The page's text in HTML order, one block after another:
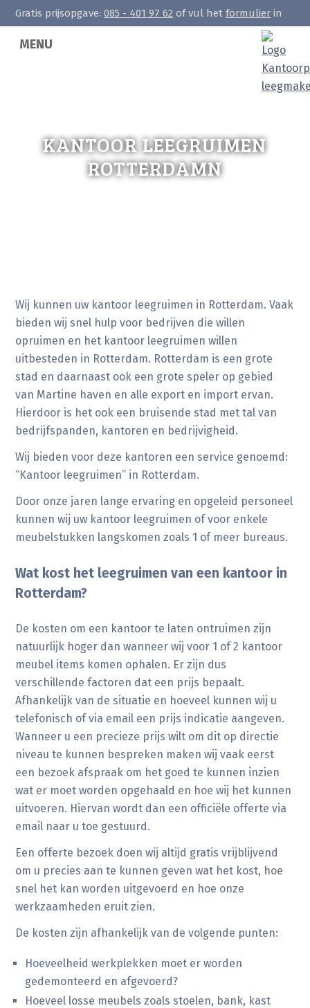
Gratis prijsopgave:085 - 401 97 62 of vul hetformulier in
MENU
KANTOOR LEEGRUIMEN
ROTTERDAMN
Wij kunnen uw kantoor leegruimen in Rotterdam. Vaak
bieden wij snel hulp voor bedrijven die willen
opruimen en het kantoor leegruimen willen
uitbesteden in Rotterdam. Rotterdam is een grote
stad en daarnaast ook een grote speler op gebied
van Martine haven en alle export en import ervan.
Hierdoor is het ook een bruisende stad met tal van
bedrijfspanden, kantoren en bedrijvigheid.
Wij bieden voor deze kantoren een service genoemd:
“Kantoor leegruimen” in Rotterdam.
Door onze jaren lange ervaring en opgeleid personeel
kunnen wij uw kantoor leegruimen of voor enkele
meubelstukken langskomen zoals 1 of meer bureaus.
Wat kost het leegruimen van een kantoor in
Rotterdam?
De kosten om een kantoor te laten ontruimen zijn
natuurlijk hoger dan wanneer wij voor 1 of 2 kantoor
meubel items komen ophalen. Er zijn dus
verschillende factoren dat een prijs bepaalt.
Afhankelijk van de situatie en hoeveel kunnen wij u
telefonisch of via email een prijs indicatie aangeven.
Wanneer u een precieze prijs wilt om dit op directie
niveau te kunnen bespreken maken wij vaak eerst
een bezoek afspraak om het goed te kunnen inzien
wat er moet worden opgehaald en hoe wij het kunnen
uitvoeren. Hiervan wordt dan een officiële offerte via
email naar u toe gestuurd.
Een offerte bezoek doen wij altijd gratis vrijblijvend
om u precies aan te kunnen geven wat het kost, hoe
snel het kan worden uitgevoerd en hoe onze
werkzaamheden eruit zien.
De kosten zijn afhankelijk van de volgende punten:
Hoeveelheid werkplekken moet er worden
gedemonteerd en afgevoerd?
Hoeveel losse meubels zoals stoelen, bank, kast